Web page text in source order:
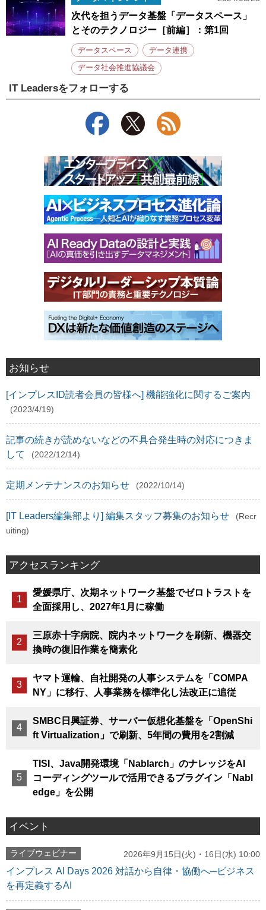
次代を担うデータ基盤「データスペース」
とそのテクノロジー［前編］：第1回
データスペース データ連携
データ社会推進協議会
IT Leadersをフォローする
お知らせ
[インプレスID読者会員の皆様へ] 機能強化に関するご案内
(2023/4/19)
記事の続きが読めないなどの不具合発生時の対応につきま
して
(2022/12/14)
定期メンテナンスのお知らせ (2022/10/14)
[IT Leaders編集部より] 編集スタッフ募集のお知らせ
(Recr
uiting)
アクセスランキング
愛媛県庁、次期ネットワーク基盤でゼロトラストを
全面採用し、2027年1月に稼働
三原赤十字病院、院内ネットワークを刷新、機器交
換時の復旧作業を簡素化
ヤマト運輸、自社開発の人事システムを「COMPA
NY」に移行、人事業務を標準化し法改正に追従
SMBC日興証券、サーバー仮想化基盤を「OpenShi
ft Virtualization」で刷新、5年間の費用を2割減
TISI、Java開発環境「Nablarch」のナレッジをAI
コーディングツールで活用できるプラグイン「Nabl
edge」を公開
イベント
ライブウェビナー 2026年9月15日(火)・16日(水) 10:00
インプレス AI Days 2026 対話から自律・協働へ─ビジネス
を再定義するAI